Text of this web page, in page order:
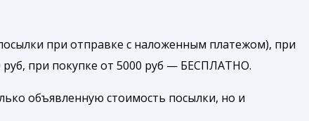
при отправке с наложенным платежом), при
руб, при покупке от 5000 руб — БЕСПЛАТНО.
объявленную стоимость посылки, но и